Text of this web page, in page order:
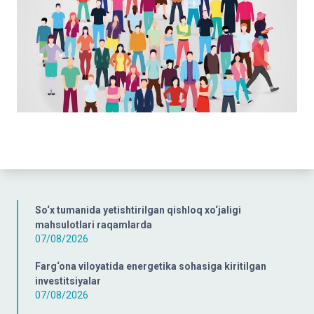
So‘x tumanida yetishtirilgan qishloq xo‘jaligi
mahsulotlari raqamlarda
07/08/2026
Farg‘ona viloyatida energetika sohasiga kiritilgan
investitsiyalar
07/08/2026